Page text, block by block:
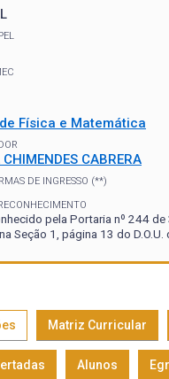
Física e Matemática
CABRERA
DE INGRESSO (**)
pela Portaria nº 244
Seção 1, página 13 do
Matriz Curricular
Alunos